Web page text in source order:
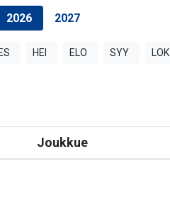
2026 2027
HEI ELO SYY LOK
Joukkue